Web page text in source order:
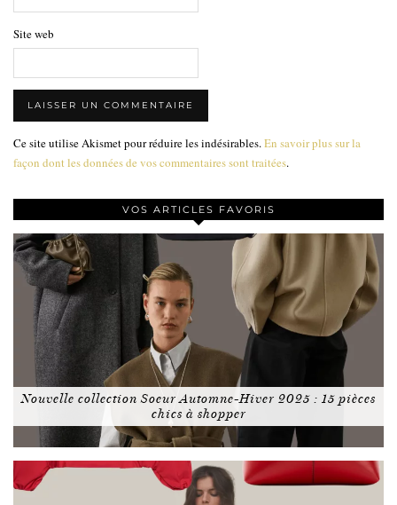
Site web
Ce site utilise Akismet pour réduire les indésirables. En savoir plus sur la
façon dont les données de vos commentaires sont traitées.
VOS ARTICLES FAVORIS
Nouvelle collection Soeur Automne-Hiver 2025 : 15 pièces
chics à shopper